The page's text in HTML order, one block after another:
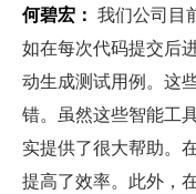
何碧宏： 我们公司目
如在每次代码提交后
动生成测试用例。这
错。虽然这些智能工
实提供了很大帮助。
提高了效率。此外，